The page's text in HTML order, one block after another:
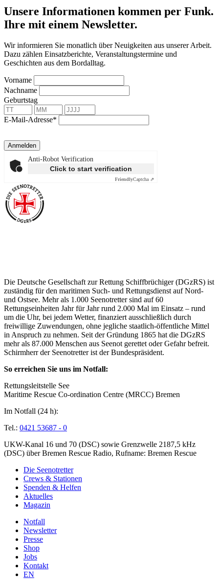
Unsere Informationen kommen per Funk.
Ihre mit einem Newsletter.
Wir informieren Sie monatlich über Neuigkeiten aus unserer Arbeit.
Dazu zählen Einsatzberichte, Veranstaltungstermine und
Geschichten aus dem Bordalltag.
Vorname
Nachname
Geburtstag
E-Mail-Adresse*
Anmelden
Anti-Robot Verification
Click to start verification
FriendlyCaptcha ⇗
Die Deutsche Gesellschaft zur Rettung Schiffbrüchiger (DGzRS) ist
zuständig für den maritimen Such- und Rettungsdienst auf Nord-
und Ostsee. Mehr als 1.000 Seenotretter sind auf 60
Rettungseinheiten Jahr für Jahr rund 2.000 Mal im Einsatz – rund
um die Uhr, bei jedem Wetter, finanziert ausschließlich durch
freiwillige Zuwendungen, ohne jegliche staatlich-öffentliche Mittel
in Anspruch zu nehmen. Seit der Gründung 1865 hat die DGzRS
mehr als 87.000 Menschen aus Seenot gerettet oder Gefahr befreit.
Schirmherr der Seenotretter ist der Bundespräsident.
So erreichen Sie uns im Notfall:
Rettungsleitstelle See
Maritime Rescue Co-ordination Centre (MRCC) Bremen
Im Notfall (24 h):
Tel.: 0421 53687 - 0
UKW-Kanal 16 und 70 (DSC) sowie Grenzwelle 2187,5 kHz
(DSC) über Bremen Rescue Radio, Rufname: Bremen Rescue
Die Seenotretter
Crews & Stationen
Spenden & Helfen
Aktuelles
Magazin
Notfall
Newsletter
Presse
Shop
Jobs
Kontakt
EN